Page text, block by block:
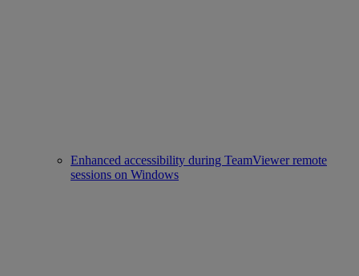
Enhanced accessibility during TeamViewer remote
sessions on Windows